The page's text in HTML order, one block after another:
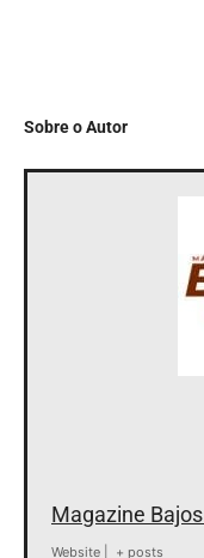
Sobre o Autor
Magazine
Website + posts